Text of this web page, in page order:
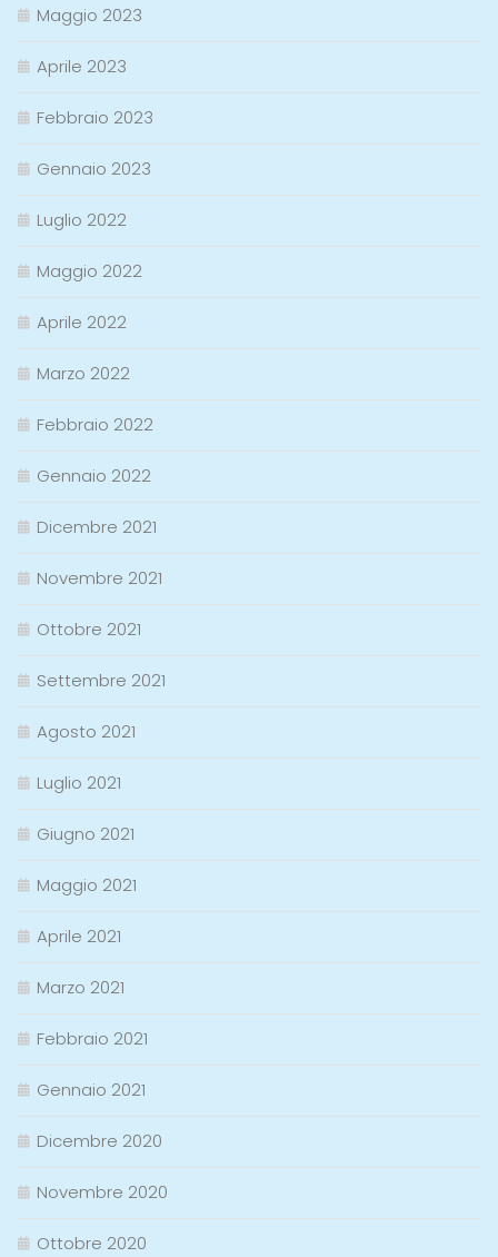
Maggio 2023
Aprile 2023
Febbraio 2023
Gennaio 2023
Luglio 2022
Maggio 2022
Aprile 2022
Marzo 2022
Febbraio 2022
Gennaio 2022
Dicembre 2021
Novembre 2021
Ottobre 2021
Settembre 2021
Agosto 2021
Luglio 2021
Giugno 2021
Maggio 2021
Aprile 2021
Marzo 2021
Febbraio 2021
Gennaio 2021
Dicembre 2020
Novembre 2020
Ottobre 2020